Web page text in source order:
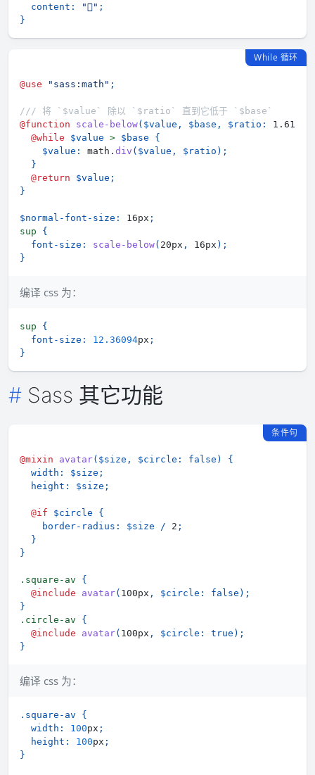
content : "" ;
}
While 循环
@use "sass:math" ;
/// 将 `$value` 除以 `$ratio` 直到它低于 `$base`
@function
scale-below( $value , $base , $ratio : 1.618
@while
$value > $base
{
$value : math. div ( $value , $ratio ) ;
}
@return
$value ;
}
$normal-font-size : 16px ;
sup {
font-size : scale-below( 20px , 16px ) ;
}
编译 css 为：
sup
{
font-size : 12.36094px ;
}
Sass 其它功能
条件句
@mixin avatar( $size , $circle : false )
{
width : $size ;
height : $size ;
@if $circle
{
border-radius : $size / 2 ;
}
}
.square-av {
@include
avatar( 100px , $circle : false ) ;
}
.circle-av {
@include
avatar( 100px , $circle : true ) ;
}
编译 css 为：
.square-av
{
width : 100px ;
height : 100px ;
}